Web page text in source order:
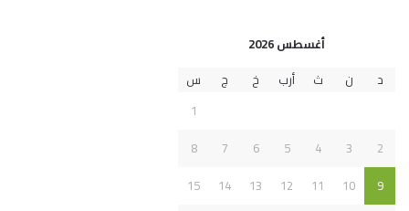
أغسطس 2026
د
ن ث أرب خ ج
س
1
2
3
4
5
6
7
8
9
10
11
12
13
14
15